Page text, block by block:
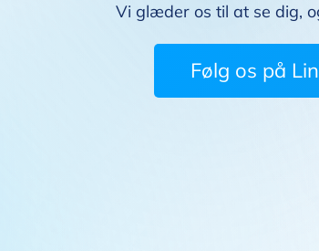
Vi glæder os til at se dig,
Følg os på